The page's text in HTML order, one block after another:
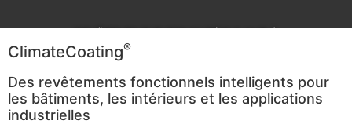
FONCTION THERMIQUE
Revêtements fonctionnels intelligents
pour tous les domaines d'application.
Bâtiments, intérieurs, préservation du bois et
ClimateCoating®
Des revêtements fonctionnels intelligents pour
les bâtiments, les intérieurs et les applications
industrielles